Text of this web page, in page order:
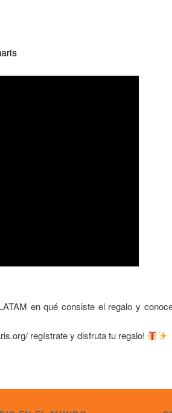
en qué consiste el regalo y
regístrate y disfruta tu regalo!